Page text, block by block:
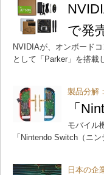
で発
NVIDIAが、オンボード
として「Parker」を搭載
製品分解：
「
モバイル
「Nintendo Switch（ニ
日本の企